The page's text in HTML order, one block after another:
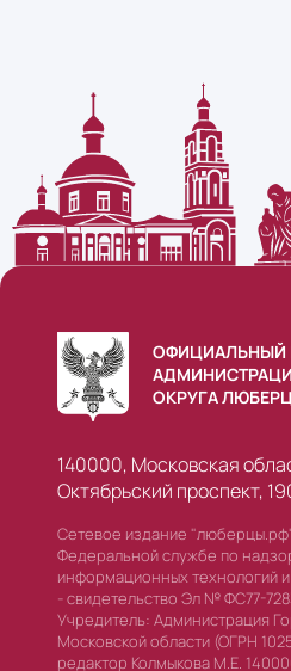
ОФИЦИАЛЬНЫЙ
ОКРУГА
140000, Московская
Октябрьский проспект,
Сетевое издание
Федеральной службе по
информационных технологий
- свидетельство Эл № ФС77-
Учредитель: Администрация
Московской области (ОГРН
редактор Колмыкова М.Е.